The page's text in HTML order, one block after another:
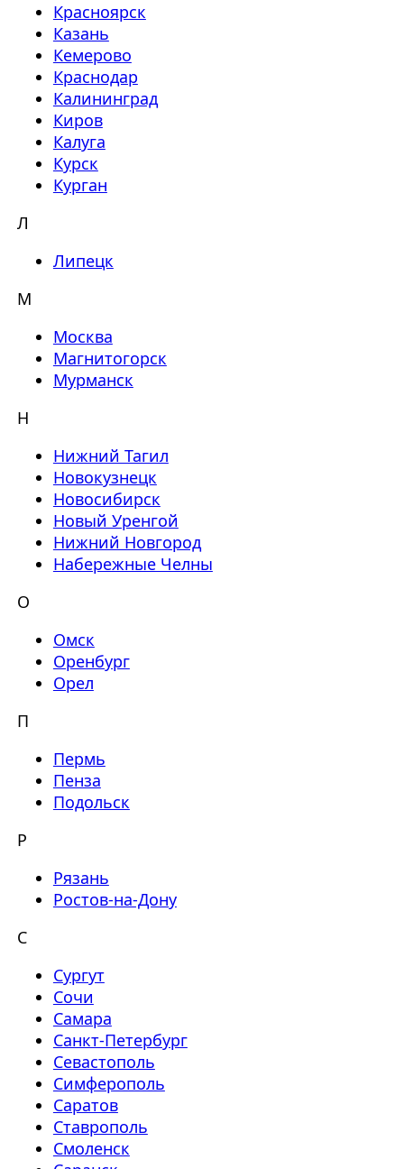
Красноярск
Казань
Кемерово
Краснодар
Калининград
Киров
Калуга
Курск
Курган
Л
Липецк
М
Москва
Магнитогорск
Мурманск
Н
Нижний Тагил
Новокузнецк
Новосибирск
Новый Уренгой
Нижний Новгород
Набережные Челны
О
Омск
Оренбург
Орел
П
Пермь
Пенза
Подольск
Р
Рязань
Ростов-на-Дону
С
Сургут
Сочи
Самара
Санкт-Петербург
Севастополь
Симферополь
Саратов
Ставрополь
Смоленск